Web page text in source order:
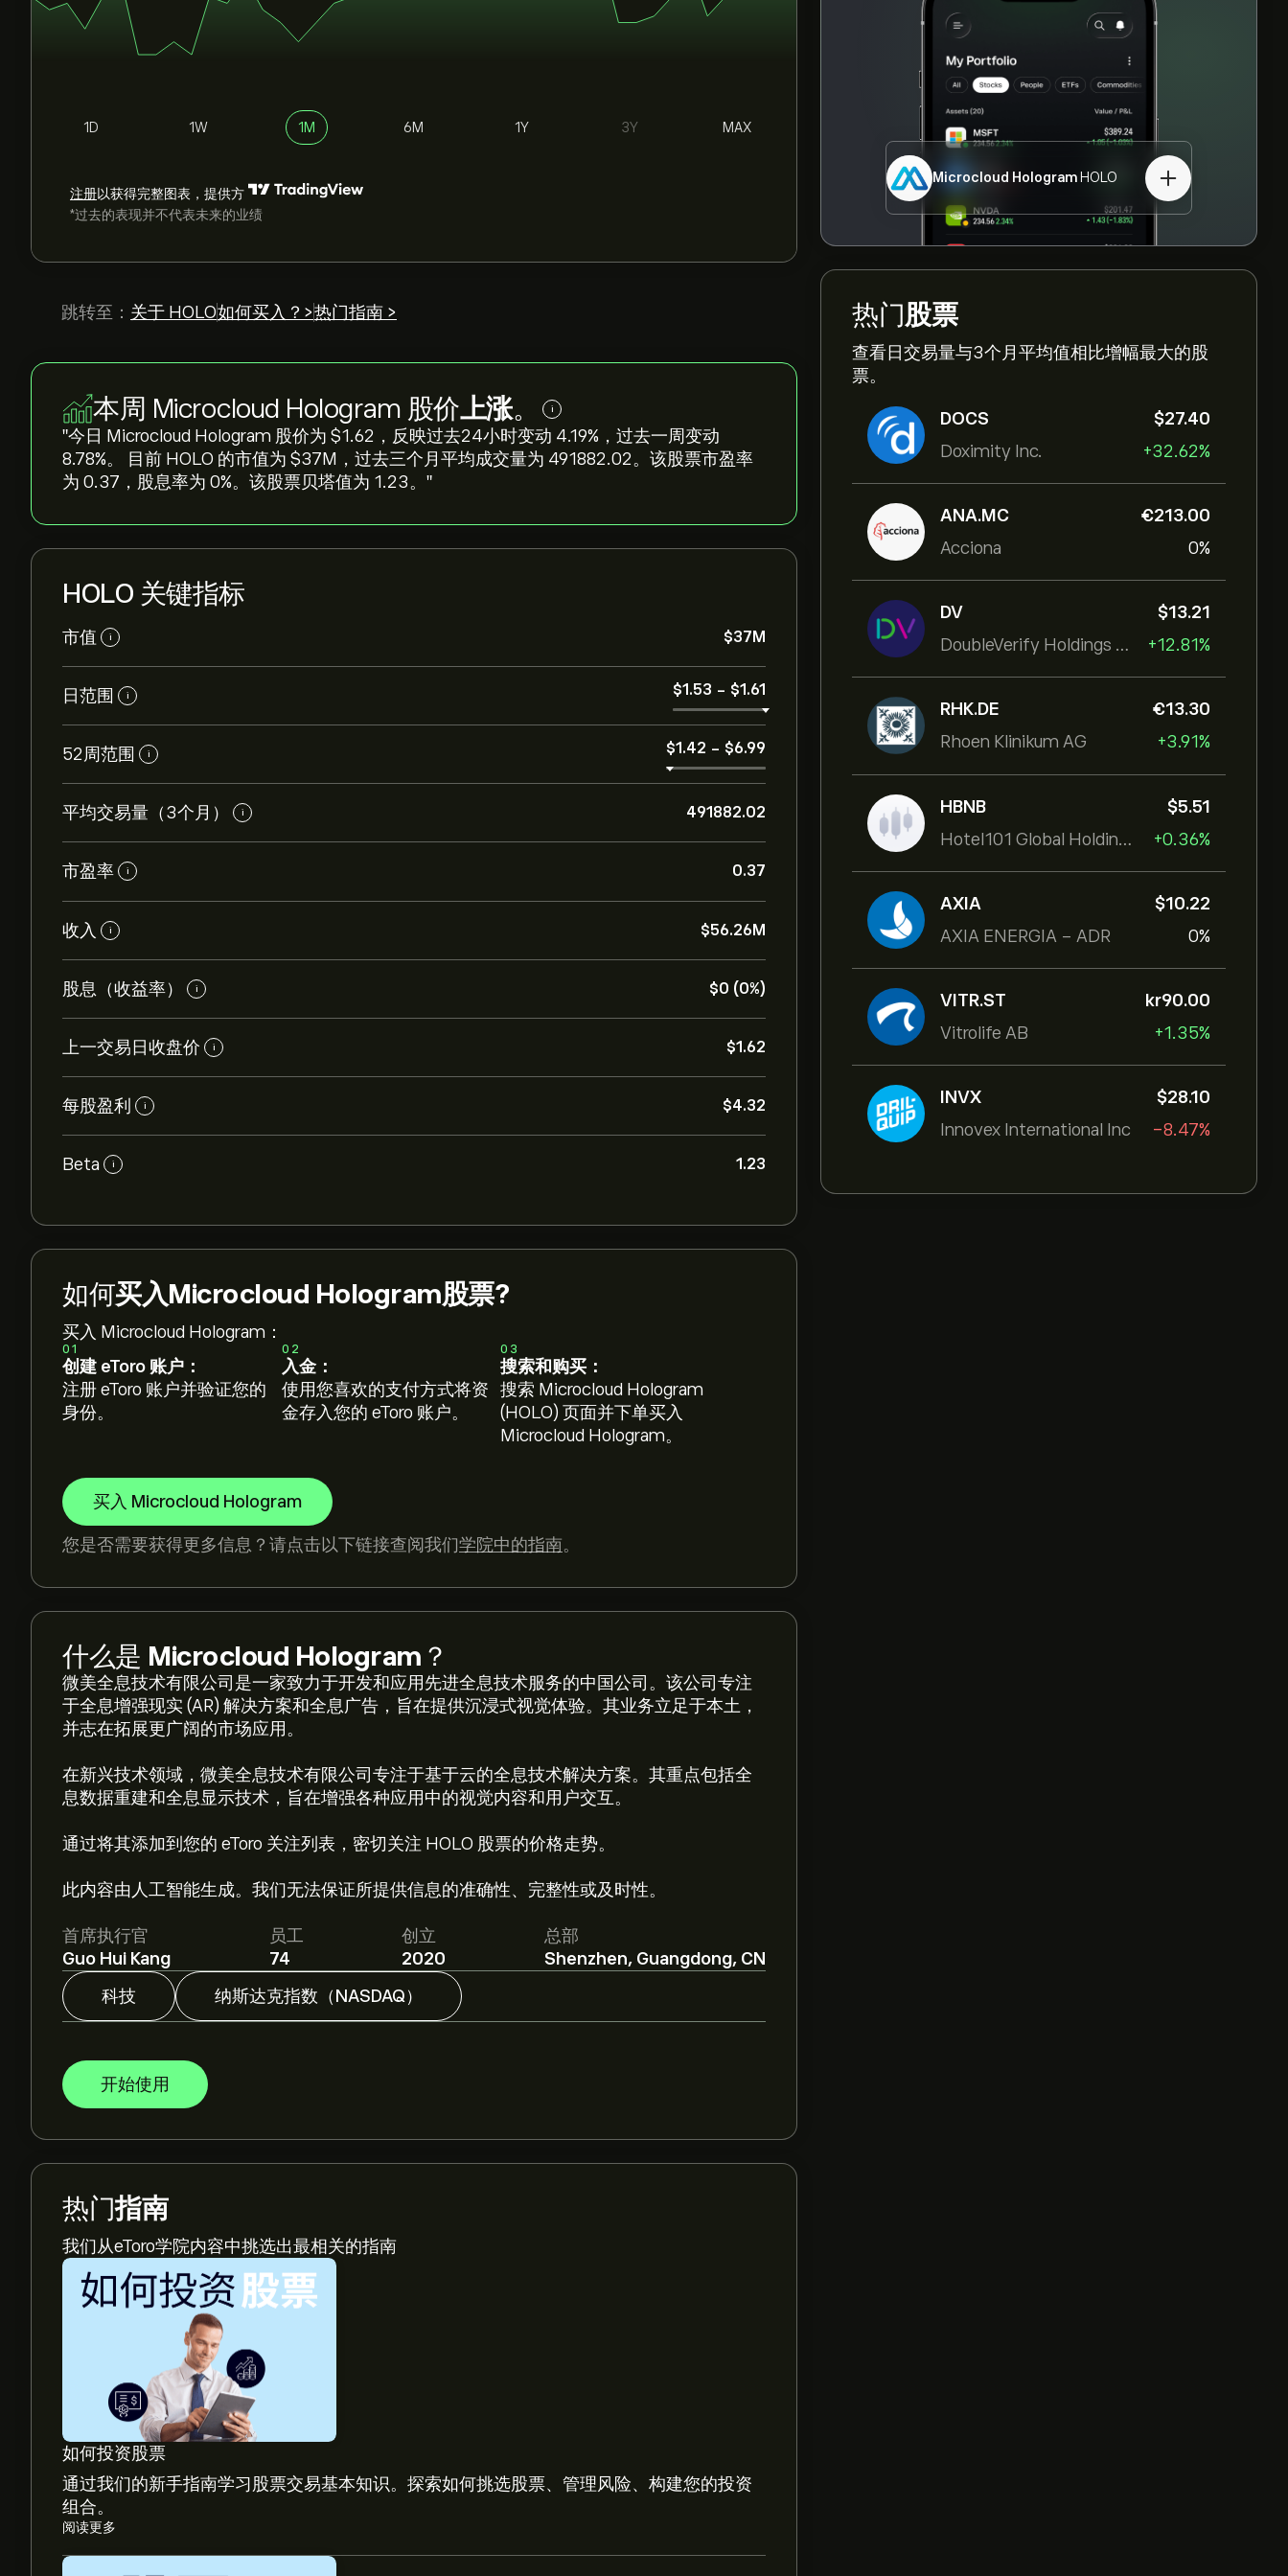
Microcloud Hologram HOLO
热门股票
查看日交易量与3个月平均值相比增幅最大的股
票。
DOCS
Doximity Inc.
‎$‎27.40
+32.62%
ANA.MC
Acciona
‎€‎213.00
0%
DV
DoubleVerify Holdings Inc
‎$‎13.21
+12.81%
RHK.DE
Rhoen Klinikum AG
‎€‎13.30
+3.91%
HBNB
Hotel101 Global Holdings Corp
‎$‎5.51
+0.36%
AXIA
AXIA ENERGIA - ADR
‎$‎10.22
0%
VITR.ST
Vitrolife AB
‎kr‎90.00
+1.35%
INVX
Innovex International Inc
‎$‎28.10
-8.47%
1D 1W 1M 6M 1Y 3Y MAX
注册以获得完整图表，提供方
*过去的表现并不代表未来的业绩
跳转至： 关于 HOLO如何买入？>热门指南 >
本周 Microcloud Hologram 股价上涨。 i
"今日 Microcloud Hologram 股价为 ‎$‎1.62，反映过去24小时变动 ‎4.19‎%，过去一周变动
‎8.78‎%。 目前 HOLO 的市值为 ‎$‎37M，过去三个月平均成交量为 491882.02。该股票市盈率
为 0.37，股息率为 0%。该股票贝塔值为 1.23。"
HOLO 关键指标
市值 i ‎$‎37M
日范围 i ‎$‎1.53 - ‎$‎1.61
52周范围 i ‎$‎1.42 - ‎$‎6.99
平均交易量（3个月） i 491882.02
市盈率 i 0.37
收入 i ‎$‎56.26M
股息（收益率） i ‎$‎0 (0%)
上一交易日收盘价 i ‎$‎1.62
每股盈利 i ‎$‎4.32
Beta i 1.23
如何买入Microcloud Hologram股票?
买入 Microcloud Hologram：
01
创建 eToro 账户：
注册 eToro 账户并验证您的
身份。
02
入金：
使用您喜欢的支付方式将资
金存入您的 eToro 账户。
03
搜索和购买：
搜索 Microcloud Hologram
(HOLO) 页面并下单买入
Microcloud Hologram。
买入 Microcloud Hologram
您是否需要获得更多信息？请点击以下链接查阅我们学院中的指南。
什么是 Microcloud Hologram ？
微美全息技术有限公司是一家致力于开发和应用先进全息技术服务的中国公司。该公司专注
于全息增强现实 (AR) 解决方案和全息广告，旨在提供沉浸式视觉体验。其业务立足于本土，
并志在拓展更广阔的市场应用。
在新兴技术领域，微美全息技术有限公司专注于基于云的全息技术解决方案。其重点包括全
息数据重建和全息显示技术，旨在增强各种应用中的视觉内容和用户交互。
通过将其添加到您的 eToro 关注列表，密切关注 HOLO 股票的价格走势。
此内容由人工智能生成。我们无法保证所提供信息的准确性、完整性或及时性。
首席执行官
Guo Hui Kang
员工
74
创立
2020
总部
Shenzhen, Guangdong, CN
科技
纳斯达克指数（NASDAQ）
开始使用
热门指南
我们从eToro学院内容中挑选出最相关的指南
如何投资股票
通过我们的新手指南学习股票交易基本知识。探索如何挑选股票、管理风险、构建您的投资
组合。
阅读更多